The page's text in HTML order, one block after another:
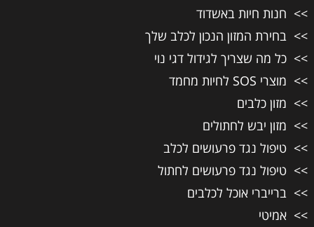
חנות חיות באשדוד
בחירת המזון הנכון לכלב שלך
כל מה שצריך לגידול דגי נוי
מוצרי SOS לחיות מחמד
מזון כלבים
מזון יבש לחתולים
טיפול נגד פרעושים לכלב
טיפול נגד פרעושים לחתול
ברייברי אוכל לכלבים
אמיטי